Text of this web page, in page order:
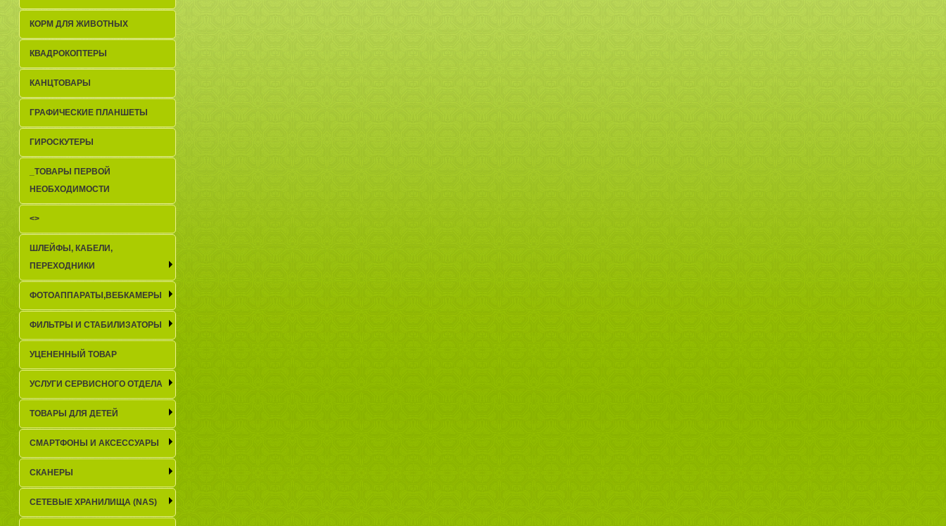
КОРМ ДЛЯ ЖИВОТНЫХ
КВАДРОКОПТЕРЫ
КАНЦТОВАРЫ
ГРАФИЧЕСКИЕ ПЛАНШЕТЫ
ГИРОСКУТЕРЫ
_TОВАРЫ ПЕРВОЙ
НЕОБХОДИМОСТИ
<>
ШЛЕЙФЫ, КАБЕЛИ,
ПЕРЕХОДНИКИ
ФОТОАППАРАТЫ,ВЕБКАМЕРЫ
ФИЛЬТРЫ И СТАБИЛИЗАТОРЫ
УЦЕНЕННЫЙ ТОВАР
УСЛУГИ СЕРВИСНОГО ОТДЕЛА
ТОВАРЫ ДЛЯ ДЕТЕЙ
СМАРТФОНЫ И АКСЕССУАРЫ
СКАНЕРЫ
СЕТЕВЫЕ ХРАНИЛИЩА (NAS)